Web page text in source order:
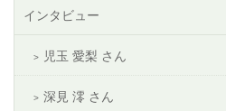
インタビュー
児⽟ 愛梨 さん
深見 澪 さん